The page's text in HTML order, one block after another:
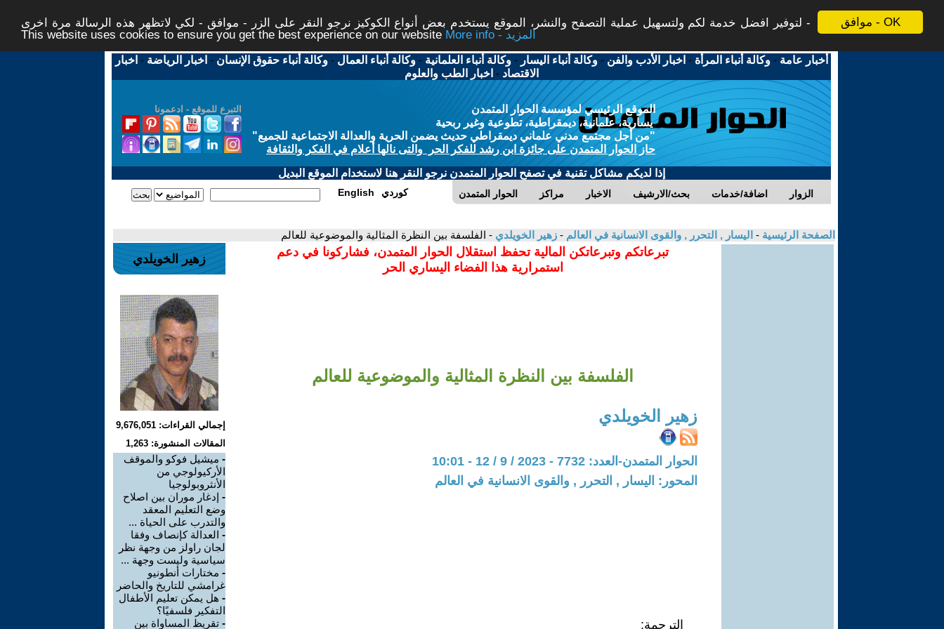
موافق - OK
لتوفير افضل خدمة لكم ولتسهيل عملية التصفح والنشر، الموقع يستخدم بعض أنواع الكوكيز نرجو النقر على الزر - موافق - لكي لاتظهر هذه الرسالة مرة اخرى -
This website uses cookies to ensure you get the best experience on our website
More info - المزيد
أخبار عامة -وكالة أنباء المرأة - اخبار الأدب والفن -وكالة أنباء اليسار -وكالة أنباء العلمانية -وكالة أنباء العمال -وكالة أنباء حقوق الإنسان - اخبار الرياضة - اخبار
الاقتصاد - اخبار الطب والعلوم
التبرع للموقع - ادعمونا
الموقع الرئيسي لمؤسسة الحوار المتمدن
يسارية، علمانية، ديمقراطية، تطوعية وغير ربحية
"من أجل مجتمع مدني علماني ديمقراطي حديث يضمن الحرية والعدالة الاجتماعية للجميع"
حاز الحوار المتمدن على جائزة ابن رشد للفكر الحر والتى نالها أعلام في الفكر والثقافة
إذا لديكم مشاكل تقنية في تصفح الحوار المتمدن نرجو النقر هنا لاستخدام الموقع البديل
الحوار المتمدن مراكز الاخبار بحث/الارشيف اضافة/خدمات الزوار English كوردي
الصفحة الرئيسية - اليسار , التحرر , والقوى الانسانية في العالم - زهير الخويلدي - الفلسفة بين النظرة المثالية والموضوعية للعالم
تبرعاتكم وتبرعاتكن المالية تحفظ استقلال الحوار المتمدن، فشاركونا في دعم
استمرارية هذا الفضاء اليساري الحر
الفلسفة بين النظرة المثالية والموضوعية للعالم
زهير الخويلدي
الحوار المتمدن-العدد: 7732 - 2023 / 9 / 12 - 10:01
المحور: اليسار , التحرر , والقوى الانسانية في العالم
الترجمة:
زهير الخويلدي
إجمالي القراءات: 9,676,051
المقالات المنشورة: 1,263
- ميشيل فوكو والموقف
الأركيولوجي من
الأنثروبولوجيا
- إدغار موران بين اصلاح
وضع التعليم المعقد
والتدرب على الحياة ...
- العدالة كإنصاف وفقا
لجان راولز من وجهة نظر
سياسية وليست وجهة ...
- مختارات أنطونيو
غرامشي للتاريخ والحاضر
- هل يمكن تعليم الأطفال
التفكير فلسفيًا؟
- تقريظ المساواة بين